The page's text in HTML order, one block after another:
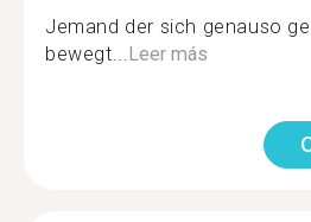
Jemand der sich genauso
bewegt...Leer más